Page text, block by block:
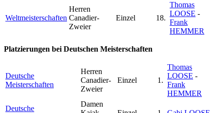
Weltmeisterschaften
Herren
Canadier-
Zweier
Einzel 18.
Thomas
LOOSE -
Frank
HEMMER
Platzierungen bei Deutschen Meisterschaften
Deutsche
Meisterschaften
Herren
Canadier-
Zweier
Einzel 1.
Thomas
LOOSE -
Frank
HEMMER
Deutsche
Damen